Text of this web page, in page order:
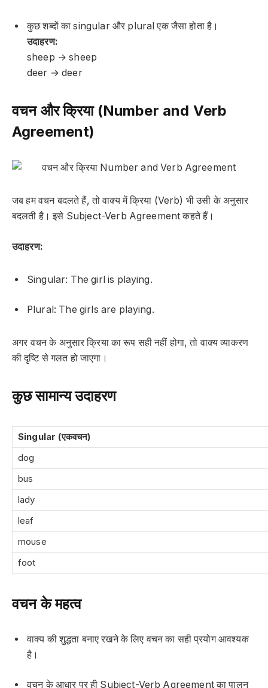
कुछ शब्दों का singular और plural एक जैसा होता है।
उदाहरण:
sheep → sheep
deer → deer
वचन और क्रिया (Number and Verb
Agreement)
जब हम वचन बदलते हैं, तो वाक्य में क्रिया (Verb) भी उसी के अनुसार
बदलती है। इसे Subject-Verb Agreementकहते हैं।
उदाहरण:
Singular: The girlis playing.
Plural: The girls are playing.
अगर वचन के अनुसार क्रिया का रूप सही नहीं होगा, तो वाक्य व्याकरण
की दृष्टि से गलत हो जाएगा।
कुछ सामान्य उदाहरण
Singular (एकवचन)
dog
bus
lady
leaf
mouse
foot
वचन के महत्व
वाक्य की शुद्धता बनाए रखने के लिए वचन का सही प्रयोग आवश्यक
है।
वचन के आधार पर ही Subject-Verb Agreement का पालन